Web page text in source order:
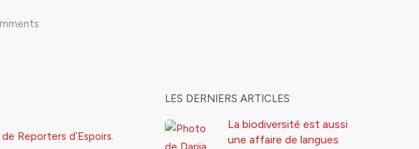
de Reporters d’Espoirs.
LES DERNIERS ARTICLES
La biodiversité est aussi
une affaire de langues